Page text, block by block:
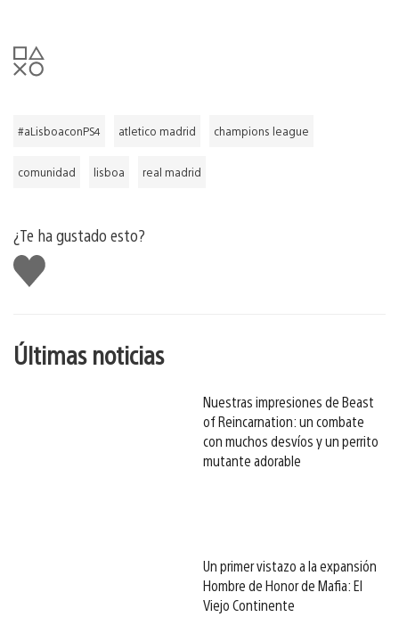
#aLisboaconPS4 atletico madrid champions league
comunidad lisboa real madrid
¿Te ha gustado esto?
Me
gusta
Últimas noticias
Nuestras impresiones de Beast
of Reincarnation: un combate
con muchos desvíos y un perrito
mutante adorable
Un primer vistazo a la expansión
Hombre de Honor de Mafia: El
Viejo Continente